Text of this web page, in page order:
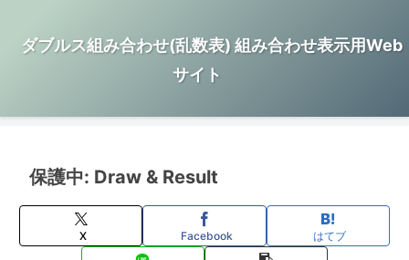
ダブルス組み合わせ(乱数表) 組み合わせ表示用Web
サイト
保護中: Draw & Result
X Facebook はてブ